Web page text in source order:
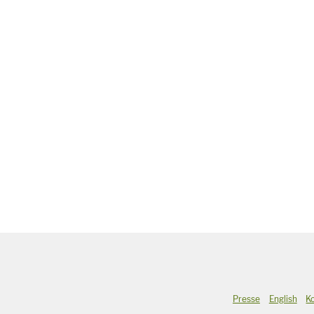
Presse English